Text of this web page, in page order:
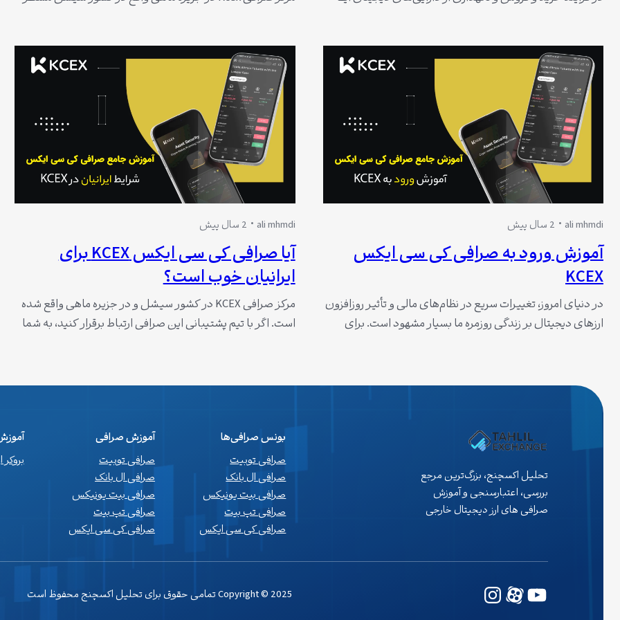
فوری و مستقیم انجام می‌شود. صرافی KCEX به عنوان یکی از
صرافی‌های…
کاربران ایرانی می‌توانند بدون نیاز به احراز هویت، معاملات خود
را…
ali mhmdi 2 سال پیش
آموزش ورود به صرافی کی سی ایکس
KCEX
در دنیای امروز، تغییرات سریع در نظام‌های مالی و تأثیر روزافزون
ارزهای دیجیتال بر زندگی روزمره ما بسیار مشهود است. برای
برجسته برای کاربران ایرانی، امکانات متنوعی را برای انجام
معاملات ارزهای دیجیتال فراهم…
ali mhmdi 2 سال پیش
آیا صرافی کی سی ایکس KCEX برای
ایرانیان خوب است؟
مرکز صرافی KCEX در کشور سیشل و در جزیره ماهی واقع شده
است. اگر با تیم پشتیبانی این صرافی ارتباط برقرار کنید، به شما
خود را انجام دهند. با این حال، ضروری است که هموطنان…
تحلیل اکسچنج، بزرگ‌ترین مرجع
بررسی، اعتبارسنجی و آموزش
صرافی های ارز دیجیتال خارجی
بونس صرافی‌ها
صرافی توبیت
صرافی ال بانک
صرافی بیت یونیکس
صرافی تپ بیت
صرافی کی سی ایکس
آموزش صرافی
صرافی توبیت
صرافی ال بانک
صرافی بیت یونیکس
صرافی تپ بیت
صرافی کی سی ایکس
یوتیوبوردپرس
Copyright © 2025 تمامی حقوق برای تحلیل اکسچنج محفوظ است